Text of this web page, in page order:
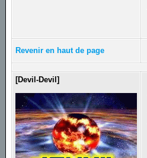
Revenir en haut de page
[Devil-Devil]